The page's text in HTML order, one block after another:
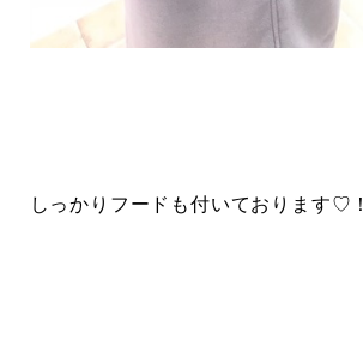
しっかりフードも付いております♡！